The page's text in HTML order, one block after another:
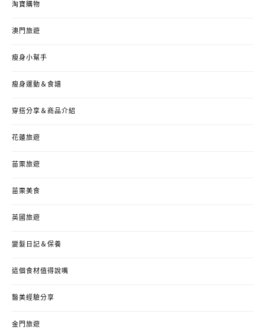
淘寶購物
澳門旅遊
瘦身小幫手
瘦身運動＆食譜
穿搭分享＆商品介紹
花蓮旅遊
苗栗旅遊
苗栗美食
英國旅遊
變髮日記＆保養
這個食材值得說嘴
醫美經驗分享
金門旅遊